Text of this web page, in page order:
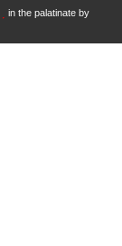
in the palatinate by